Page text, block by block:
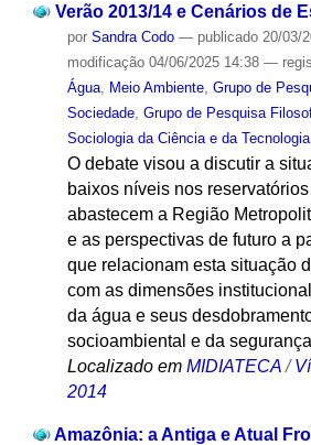
Verão 2013/14 e Cenários de
por Sandra Codo — publicado20/03/
modificação04/06/2025 14:38 —
Água, Meio Ambiente, Grupo de
Sociedade, Grupo de Pesquisa
Sociologia da Ciência e da Tecnologia
O debate visou a discutir a
baixos níveis nos
abastecem a Região
e as perspectivas de futuro a
que relacionam esta situação
com as dimensões
da água e seus
socioambiental e da
Localizado em MIDIATECA /
2014
Amazônia: a Antiga e Atual